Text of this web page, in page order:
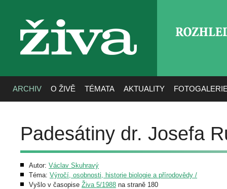
živa
ARCHIV O ŽIVĚ TÉMATA AKTUALITY
Padesátiny dr. Josefa
Autor: Václav Skuhravý
Téma: Výročí, osobnosti, historie biologie a přírodovědy /
Vyšlo v časopise Živa 5/1988 na straně 180